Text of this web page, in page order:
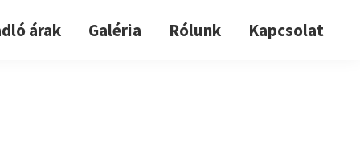
árak Galéria Rólunk Kapcsolat